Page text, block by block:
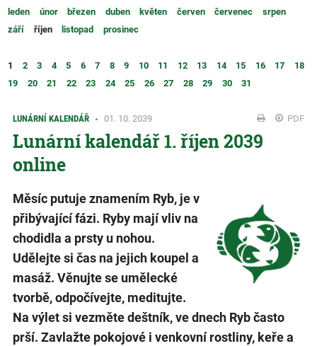
leden únor březen duben květen červen červenec
srpen
září
říjen listopad prosinec
1 2 3 4 5 6 7 8 9 10 11 12 13 14 15 16 17
18
19
20 21 22 23 24 25 26 27 28 29 30 31
LUNÁRNÍ KALENDÁŘ 01. 10. 2039 PDF
Lunární kalendář 1. říjen 2039
online
Měsíc putuje znamením Ryb, je v
přibývající fázi. Ryby mají vliv na
chodidla a prsty u nohou.
Udělejte si čas na jejich koupel a
masáž. Věnujte se umělecké
tvorbě, odpočívejte, meditujte.
Na výlet si vezměte deštník, ve dnech Ryb často
prší. Zavlažte pokojové i venkovní rostliny, keře a